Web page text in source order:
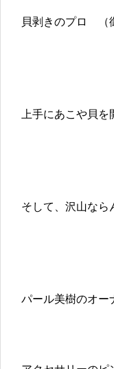
貝剥きのプロ （
上手にあこや貝
そして、沢山なら
パール美樹のオ